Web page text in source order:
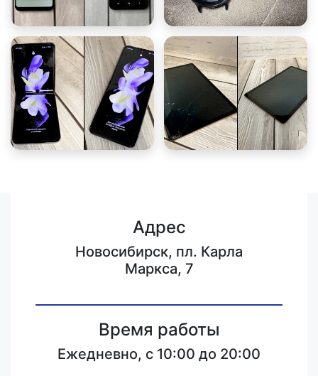
Адрес
Новосибирск, пл. Карла
Маркса, 7
Время работы
Ежедневно, с 10:00 до 20:00